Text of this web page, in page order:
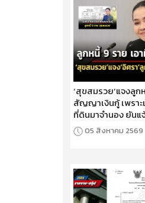
‘สุขสมรวย’แจงลูก
สัญญาเงินกู้ เพราะ
ที่ดินมาจำนอง ยันแ
05 สิงหาคม 2569